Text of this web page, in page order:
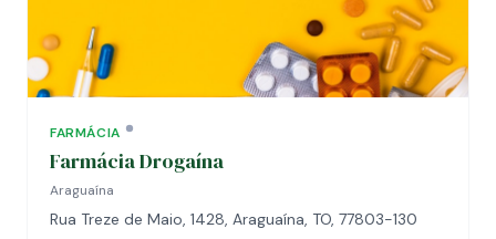
FARMÁCIA
Farmácia Drogaína
Araguaína
Rua Treze de Maio, 1428, Araguaína, TO, 77803-130